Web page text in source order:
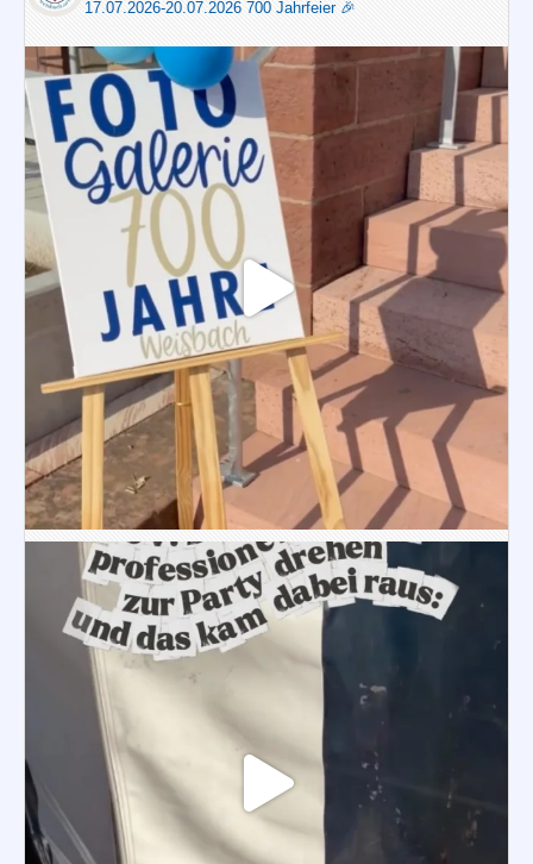
17.07.2026-20.07.2026 700 Jahrfeier 🎉